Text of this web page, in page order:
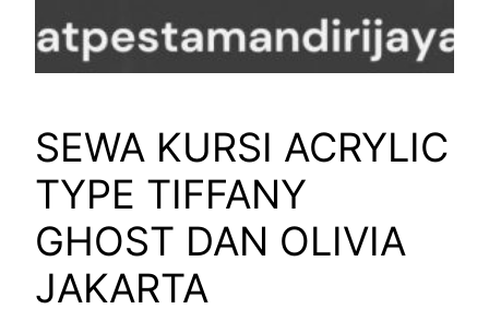
SEWA KURSI ACRYLIC
TYPE TIFFANY
GHOST DAN OLIVIA
JAKARTA